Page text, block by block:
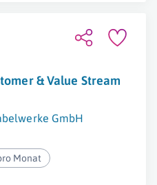
& Value Stream
GmbH
Monat